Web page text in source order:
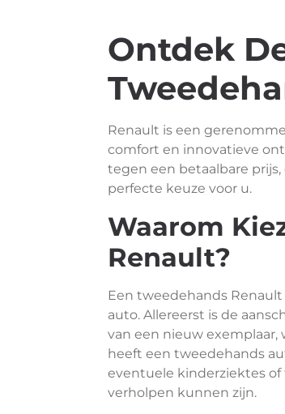
Ontdek
Renault is een
comfort en innovatieve
tegen een betaalbare
perfecte keuze voor u.
Waarom
Renault?
Een tweedehands
auto. Allereerst is de
van een nieuw exemplaar,
heeft een tweedehands
eventuele kinderziektes
verholpen kunnen zijn.